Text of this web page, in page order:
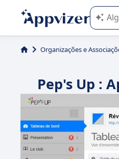
A IA
Organizações e
Pep's Up :